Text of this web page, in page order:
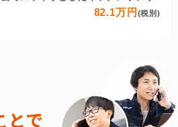
82.1万円 (税別)